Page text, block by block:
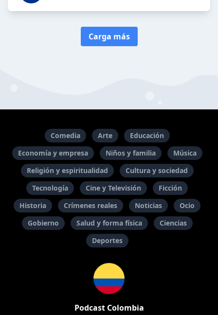
Carga más
Comedia Arte
Educación
Economía y empresa
Niños y familia
Música
Religión y espiritualidad
Cultura y sociedad
Tecnología
Cine y Televisión
Ficción
Historia
Crímenes reales Noticias
Ocio
Gobierno
Salud y forma física
Ciencias
Deportes
Podcast Colombia